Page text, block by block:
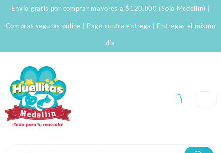
Skip
content
Envío gratis por comprar mayores a $120.000 (Solo Medellín) |
Compras seguras online | Pago contra entrega | Entregas el mismo
día